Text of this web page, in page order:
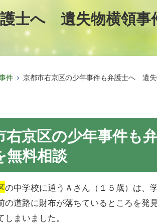
士へ 遺失物横領事
件 京都市右京区の少年事件も弁護士へ 遺
右京区の少年事件も
無料相談
の中学校に通うＡさん（１５歳）は、
の道路に財布が落ちているところを発
まいました。